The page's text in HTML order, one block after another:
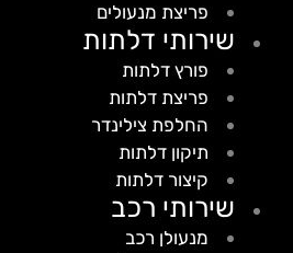
פריצת מנעולים
שירותי דלתות
פורץ דלתות
פריצת דלתות
החלפת צילינדר
תיקון דלתות
קיצור דלתות
שירותי רכב
מנעולן רכב